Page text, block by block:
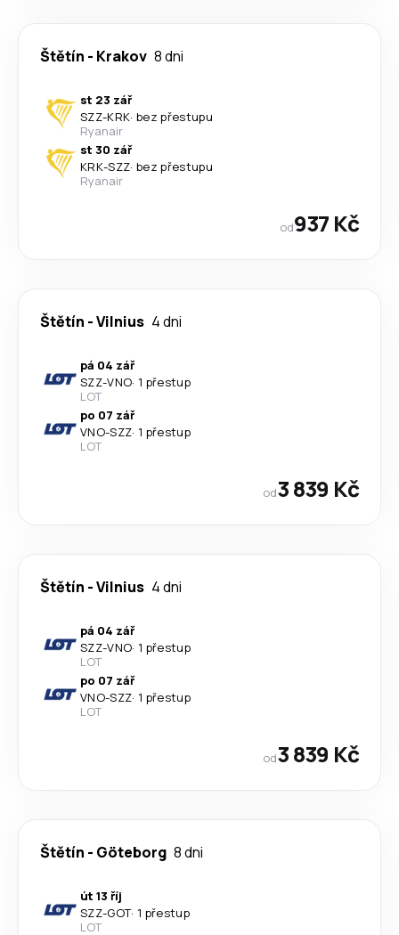
Štětín - Krakov 8 dni
st 23 zář
SZZ-KRK· bez přestupu
Ryanair
st 30 zář
KRK-SZZ· bez přestupu
Ryanair
od937 Kč
Štětín -Vilnius 4 dni
pá 04 zář
SZZ-VNO· 1 přestup
LOT
po 07 zář
VNO-SZZ· 1 přestup
LOT
od3 839 Kč
Štětín -Vilnius 4 dni
pá 04 zář
SZZ-VNO· 1 přestup
LOT
po 07 zář
VNO-SZZ· 1 přestup
LOT
od3 839 Kč
Štětín - Göteborg 8 dni
út 13 říj
SZZ-GOT· 1 přestup
LOT